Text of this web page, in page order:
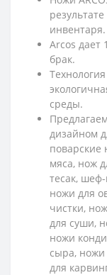
инвентаря.
Arcos дает
брак.
среды.
дизайном
поварские
мяса, нож
тесак,
ножи для
чистки,
для суши,
ножи
сыра,
для